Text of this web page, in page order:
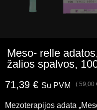
Meso- relle
žalios spalvos,
71,39 € Su PVM ( 59,00
Mezoterapijos adata